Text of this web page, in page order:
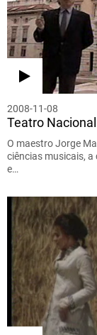
2008-11-08
Teatro
O maestro Jorge
ciências musicais,
e…